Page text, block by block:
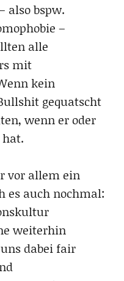
also bspw.
–
alle
mit
kein
gequatscht
wenn er oder
vor allem ein
es auch nochmal:
weiterhin
dabei fair